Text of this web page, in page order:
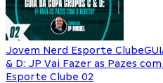
Jovem Nerd Esporte Clube
& D: JP Vai Fazer as Pazes
Esporte Clube 02